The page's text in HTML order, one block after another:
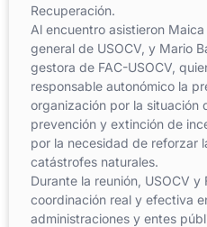
Recuperación.
Al encuentro asistieron
general de USOCV, y Mario
gestora de FAC-USOCV,
responsable autonómico la
organización por la situación
prevención y extinción de
por la necesidad de reforzar
catástrofes naturales.
Durante la reunión, USOCV y
coordinación real y efectiva
administraciones y entes